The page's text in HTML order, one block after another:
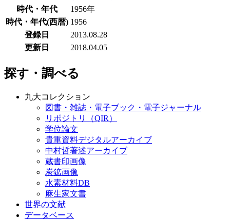
時代・年代
1956年
時代・年代(西暦) 1956
登録日
2013.08.28
更新日
2018.04.05
探す・調べる
九大コレクション
図書・雑誌・電子ブック・電子ジャーナル
リポジトリ（QIR）
学位論文
貴重資料デジタルアーカイブ
中村哲著述アーカイブ
蔵書印画像
炭鉱画像
水素材料DB
麻生家文書
世界の文献
データベース